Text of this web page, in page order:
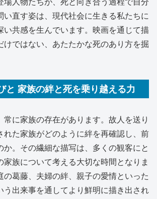
い直す姿は、現代社会に生きる私たちに
い共感を生んでいます。映画を通じて描
けではない、あたたかな死のあり方を掘
と 家族の絆と死を乗り越える力
常に家族の存在があります。故人を送り
れた家族がどのように絆を再確認し、前
か。その繊細な描写は、多くの観客にと
家族について考える大切な時間となりま
の葛藤、夫婦の絆、親子の愛情といった
う出来事を通してより鮮明に描き出され